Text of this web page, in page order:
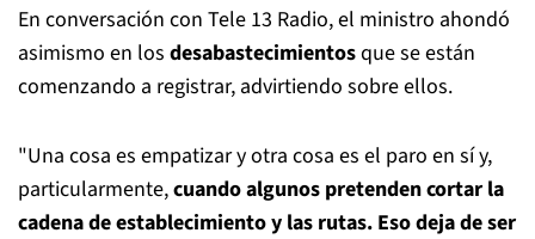
En conversación con Tele 13 Radio, el ministro ahondó
asimismo en los desabastecimientosque se están
comenzando a registrar, advirtiendo sobre ellos.
"Una cosa es empatizar y otra cosa es el paro en sí y,
particularmente,cuando algunos pretenden cortar la
cadena de establecimiento y las rutas. Eso deja de ser